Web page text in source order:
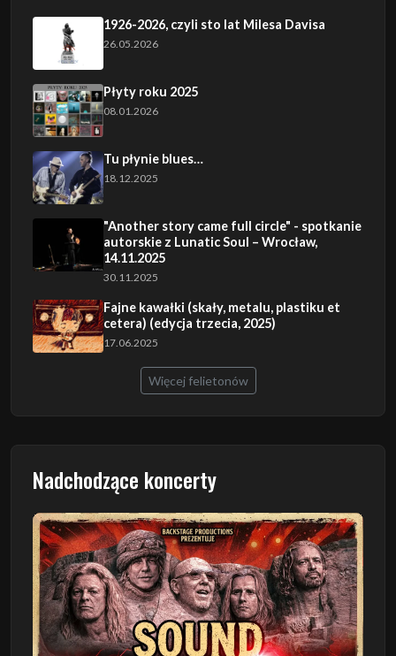
1926-2026, czyli sto lat Milesa Davisa
26.05.2026
Płyty roku 2025
08.01.2026
Tu płynie blues…
18.12.2025
"Another story came full circle" - spotkanie
autorskie z Lunatic Soul – Wrocław,
14.11.2025
30.11.2025
Fajne kawałki (skały, metalu, plastiku et
cetera) (edycja trzecia, 2025)
17.06.2025
Więcej felietonów
Nadchodzące koncerty